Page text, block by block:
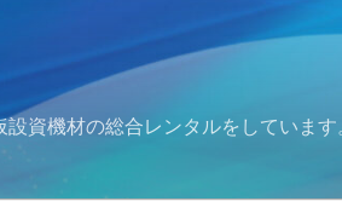
資機材の総合レンタルをしています